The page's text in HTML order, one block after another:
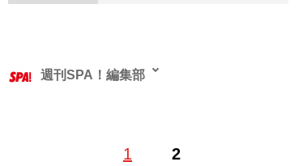
1 2
週刊SPA！編集部